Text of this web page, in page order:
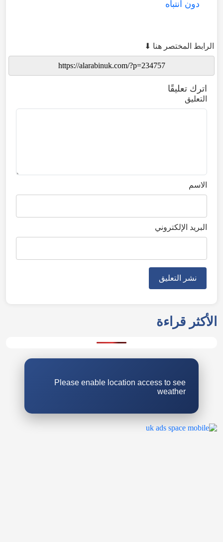
دون انتباه
الرابط المختصر هنا ⬇
اترك تعليقًا
التعليق
الاسم
البريد الإلكتروني